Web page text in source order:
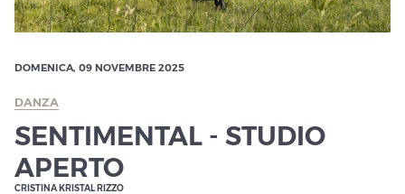
DOMENICA, 09 NOVEMBRE 2025
DANZA
SENTIMENTAL - STUDIO
APERTO
CRISTINA KRISTAL RIZZO